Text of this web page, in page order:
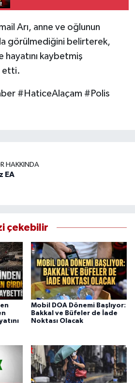
ZORUNLULUĞU
GETİRİLDİ!
Arı, anne ve oğlunun
görülmediğini belirterek,
hayatını kaybetmiş
etti.
#HaticeAlaçam #Polis
HAKKINDA
EA
çekebilir
Mobil DOA Dönemi Başlıyor:
Bakkal ve Büfeler de İade
Noktası Olacak